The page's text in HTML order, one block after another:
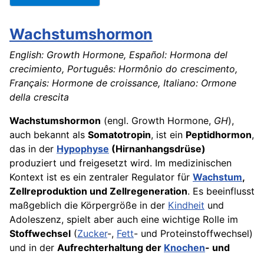
Wachstumshormon
English: Growth Hormone, Español: Hormona del
crecimiento, Português: Hormônio do crescimento,
Français: Hormone de croissance, Italiano: Ormone
della crescita
Wachstumshormon (engl. Growth Hormone, GH),
auch bekannt als Somatotropin, ist ein Peptidhormon,
das in der Hypophyse (Hirnanhangsdrüse)
produziert und freigesetzt wird. Im medizinischen
Kontext ist es ein zentraler Regulator für Wachstum,
Zellreproduktion und Zellregeneration. Es beeinflusst
maßgeblich die Körpergröße in der Kindheit und
Adoleszenz, spielt aber auch eine wichtige Rolle im
Stoffwechsel (Zucker-, Fett- und Proteinstoffwechsel)
und in der Aufrechterhaltung der Knochen- und